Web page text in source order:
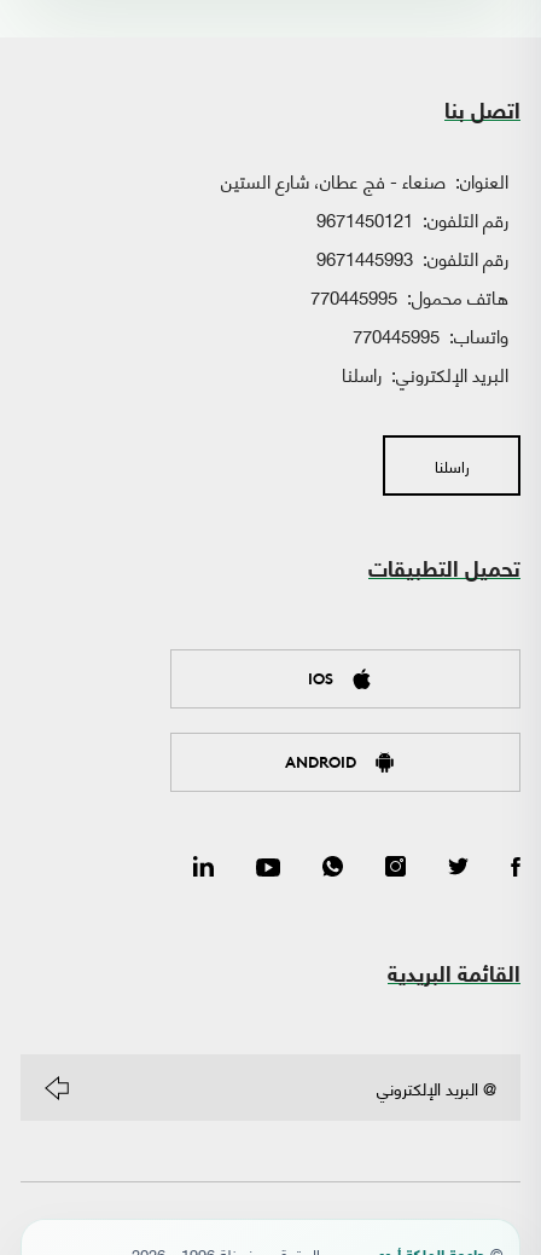
اتصل بنا
العنوان: صنعاء - فج عطان، شارع الستين
رقم التلفون: 9671450121
رقم التلفون: 9671445993
هاتف محمول: 770445995
واتساب:
البريد الإلكتروني: راسلنا
راسلنا
تحميل التطبيقات
IOS
ANDROID
القائمة البريدية